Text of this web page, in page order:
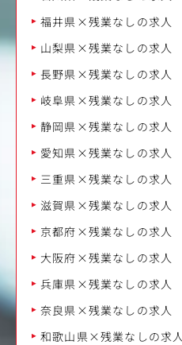
福井県×残業なしの求人
山梨県×残業なしの求人
長野県×残業なしの求人
岐阜県×残業なしの求人
静岡県×残業なしの求人
愛知県×残業なしの求人
三重県×残業なしの求人
滋賀県×残業なしの求人
京都府×残業なしの求人
大阪府×残業なしの求人
兵庫県×残業なしの求人
奈良県×残業なしの求人
和歌山県×残業なしの求人